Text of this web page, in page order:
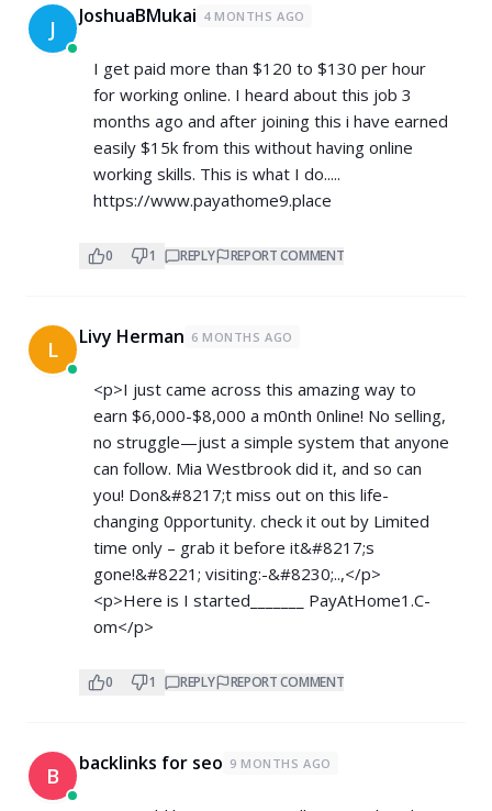
J JoshuaBMukai 4 MONTHS AGO
I get paid more than $120 to $130 per hour
for working online. I heard about this job 3
months ago and after joining this i have earned
easily $15k from this without having online
working skills. This is what I do.....
https://www.payathome9.place
0 1 REPLY REPORT COMMENT
L Livy Herman 6 MONTHS AGO
<p>I just came across this amazing way to
earn $6,000-$8,000 a m0nth 0nline! No selling,
no struggle—just a simple system that anyone
can follow. Mia Westbrook did it, and so can
you! Don&#8217;t miss out on this life-
changing 0pportunity. check it out by Limited
time only – grab it before it&#8217;s
gone!&#8221; visiting:-&#8230;..,</p>
<p>Here is I started_______ ­P­a­y­A­t­H­o­m­e­1­.­C­
om</p>
0 1 REPLY REPORT COMMENT
B backlinks for seo 9 MONTHS AGO